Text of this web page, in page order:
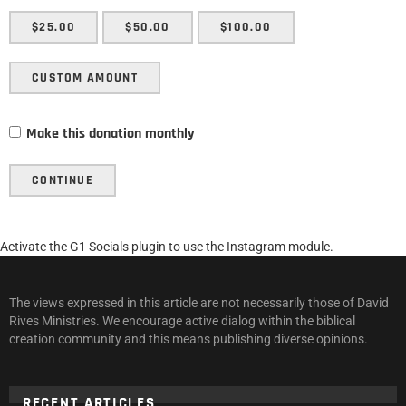
$25.00 $50.00 $100.00
CUSTOM AMOUNT
Make this donation monthly
CONTINUE
Activate the G1 Socials plugin to use the Instagram module.
The views expressed in this article are not necessarily those of David
Rives Ministries. We encourage active dialog within the biblical
creation community and this means publishing diverse opinions.